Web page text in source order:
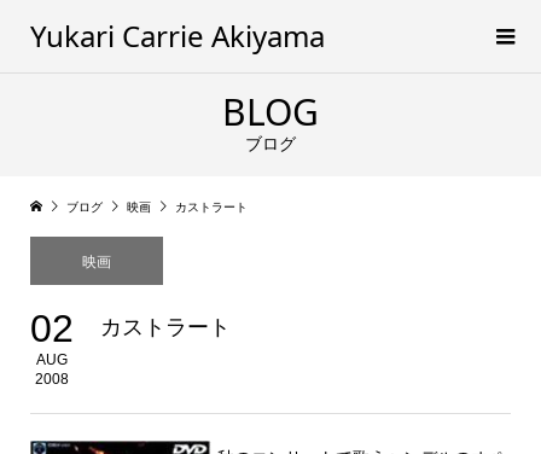
Yukari Carrie Akiyama
BLOG
ブログ
ブログ 映画 カストラート
映画
02
AUG
2008
カストラート